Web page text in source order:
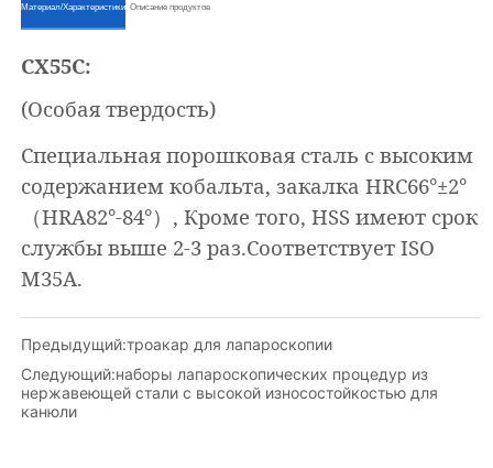
ㅤㅤМатериал/Характеристикиㅤㅤ ㅤㅤОписание продуктовㅤㅤ
Предыдущий:троакар для лапароскопии
Следующий:наборы лапароскопических процедур из
нержавеющей стали с высокой износостойкостью для
канюли